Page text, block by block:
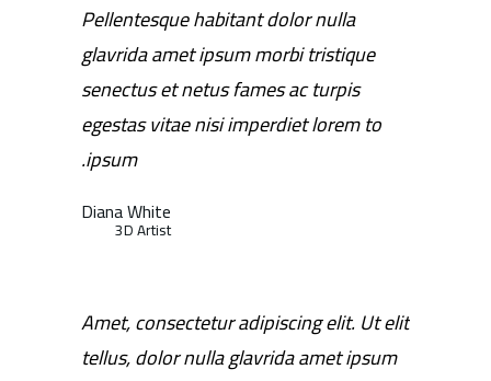
Pellentesque habitant dolor nulla
glavrida amet ipsum morbi tristique
senectus et netus fames ac turpis
egestas vitae nisi imperdiet lorem to
ipsum.
Diana White
3D Artist
Amet, consectetur adipiscing elit. Ut elit
tellus, dolor nulla glavrida amet ipsum